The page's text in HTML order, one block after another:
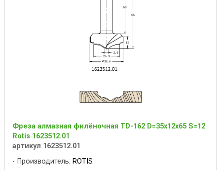
Фреза алмазная филёночная TD-162 D=35x12x65 S=12
Rotis 1623512.01
артикул 1623512.01
Производитель: ROTIS